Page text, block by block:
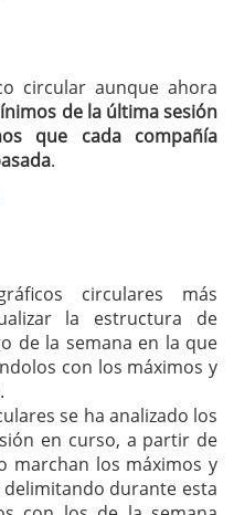
circular aunque ahora
de la última sesión
que cada compañía
.
circulares más
la estructura de
de la semana en la que
con los máximos y
se ha analizado los
en curso, a partir de
marchan los máximos y
durante esta